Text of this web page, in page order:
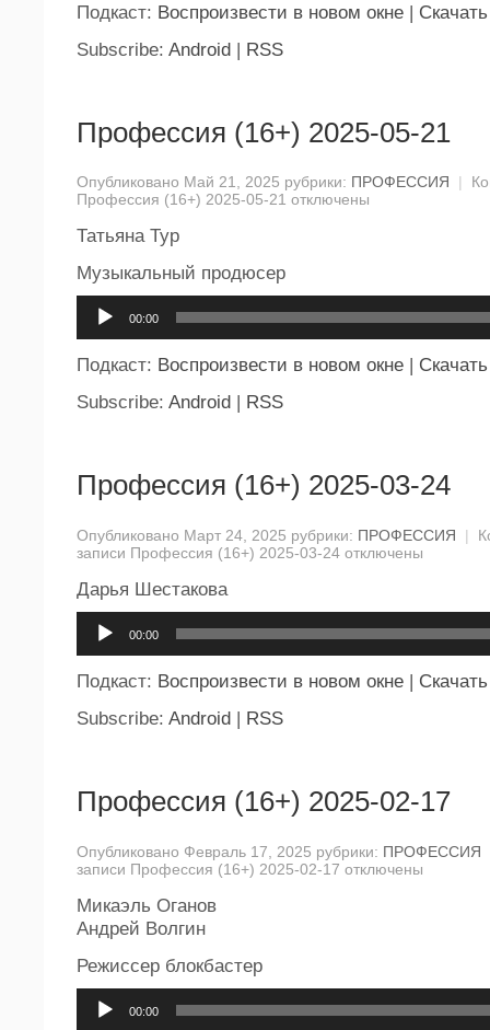
Подкаст: Воспроизвести в новом окне | Скачать
Subscribe: Android | RSS
Профессия (16+) 2025-05-21
Опубликовано Май 21, 2025 рубрики: ПРОФЕССИЯ |
Профессия (16+) 2025-05-21 отключены
Татьяна Тур
Музыкальный продюсер
00:00
Подкаст: Воспроизвести в новом окне
Скачать
Subscribe: Android RSS
Профессия (16+) 2025-03-24
Опубликовано Март 24, 2025 рубрики: ПРОФЕССИЯ |
записи Профессия (16+) 2025-03-24 отключены
Дарья Шестакова
00:00
Подкаст: Воспроизвести в новом окне | Скачать
Subscribe: Android | RSS
Профессия (16+) 2025-02-17
Опубликовано Февраль 17, 2025 рубрики: ПРОФЕССИЯ
записи Профессия (16+) 2025-02-17 отключены
Микаэль Оганов
Андрей Волгин
Режиссер блокбастер
00:00